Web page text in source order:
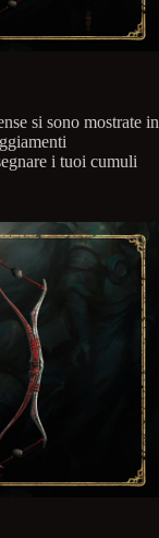
si sono mostrate in
i tuoi cumuli